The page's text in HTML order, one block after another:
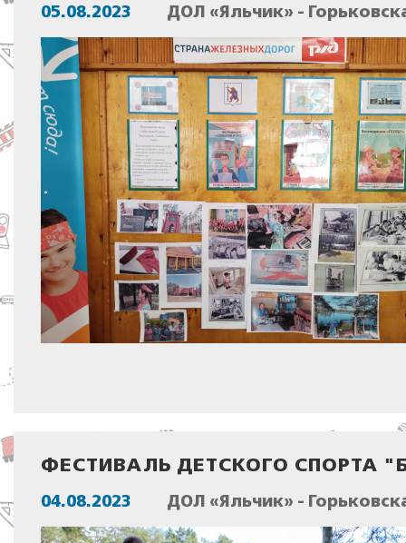
05.08.2023 ДОЛ «Яльчик» -
ФЕСТИВАЛЬ ДЕТСКОГО СПОРТА
04.08.2023 ДОЛ «Яльчик» -